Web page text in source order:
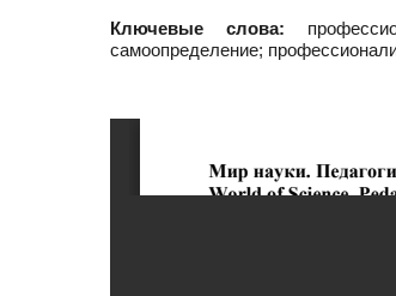
Ключевые слова:
самоопределение;